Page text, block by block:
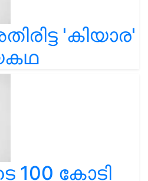
'കിയാര'
100 കോടി